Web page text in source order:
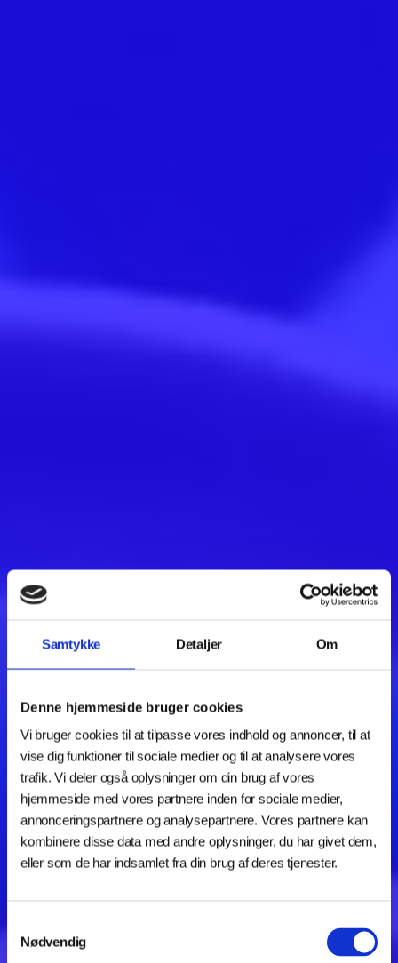
Samtykke Detaljer Om
Denne hjemmeside bruger cookies
Vi bruger cookies til at tilpasse vores indhold og annoncer, til at
vise dig funktioner til sociale medier og til at analysere vores
trafik. Vi deler også oplysninger om din brug af vores
hjemmeside med vores partnere inden for sociale medier,
annonceringspartnere og analysepartnere. Vores partnere kan
kombinere disse data med andre oplysninger, du har givet dem,
eller som de har indsamlet fra din brug af deres tjenester.
Nødvendig
DANSK INDUSTRIS INNOVATIONSPARTNER
Produktinnovation gennem
Sammen implementerer vi den teknologi, der skaber